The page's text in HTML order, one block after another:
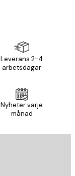
Leverans 2-4
arbetsdagar
Nyheter varje
månad